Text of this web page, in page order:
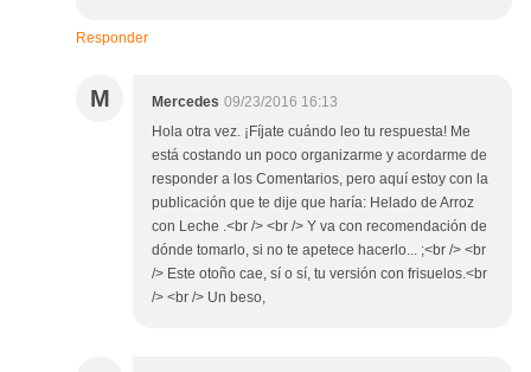
Responder
M Mercedes 09/23/2016 16:13
Hola otra vez. ¡Fíjate cuándo leo tu respuesta! Me
está costando un poco organizarme y acordarme de
responder a los Comentarios, pero aquí estoy con la
publicación que te dije que haría: Helado de Arroz
con Leche .<br /> <br /> Y va con recomendación de
dónde tomarlo, si no te apetece hacerlo... ;<br /> <br
/> Este otoño cae, sí o sí, tu versión con frisuelos.<br
/> <br /> Un beso,